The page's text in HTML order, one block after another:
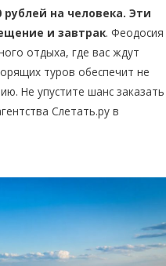
рублей на человека. Эти
и завтрак. Феодосия
отдыха, где вас ждут
туров обеспечит не
Не упустите шанс заказать
Слетать.ру в